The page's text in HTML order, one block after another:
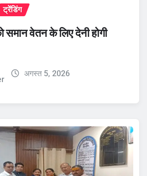
ट्रेंडिंग
समान वेतन के लिए देनी होगी
अगस्त 5, 2026